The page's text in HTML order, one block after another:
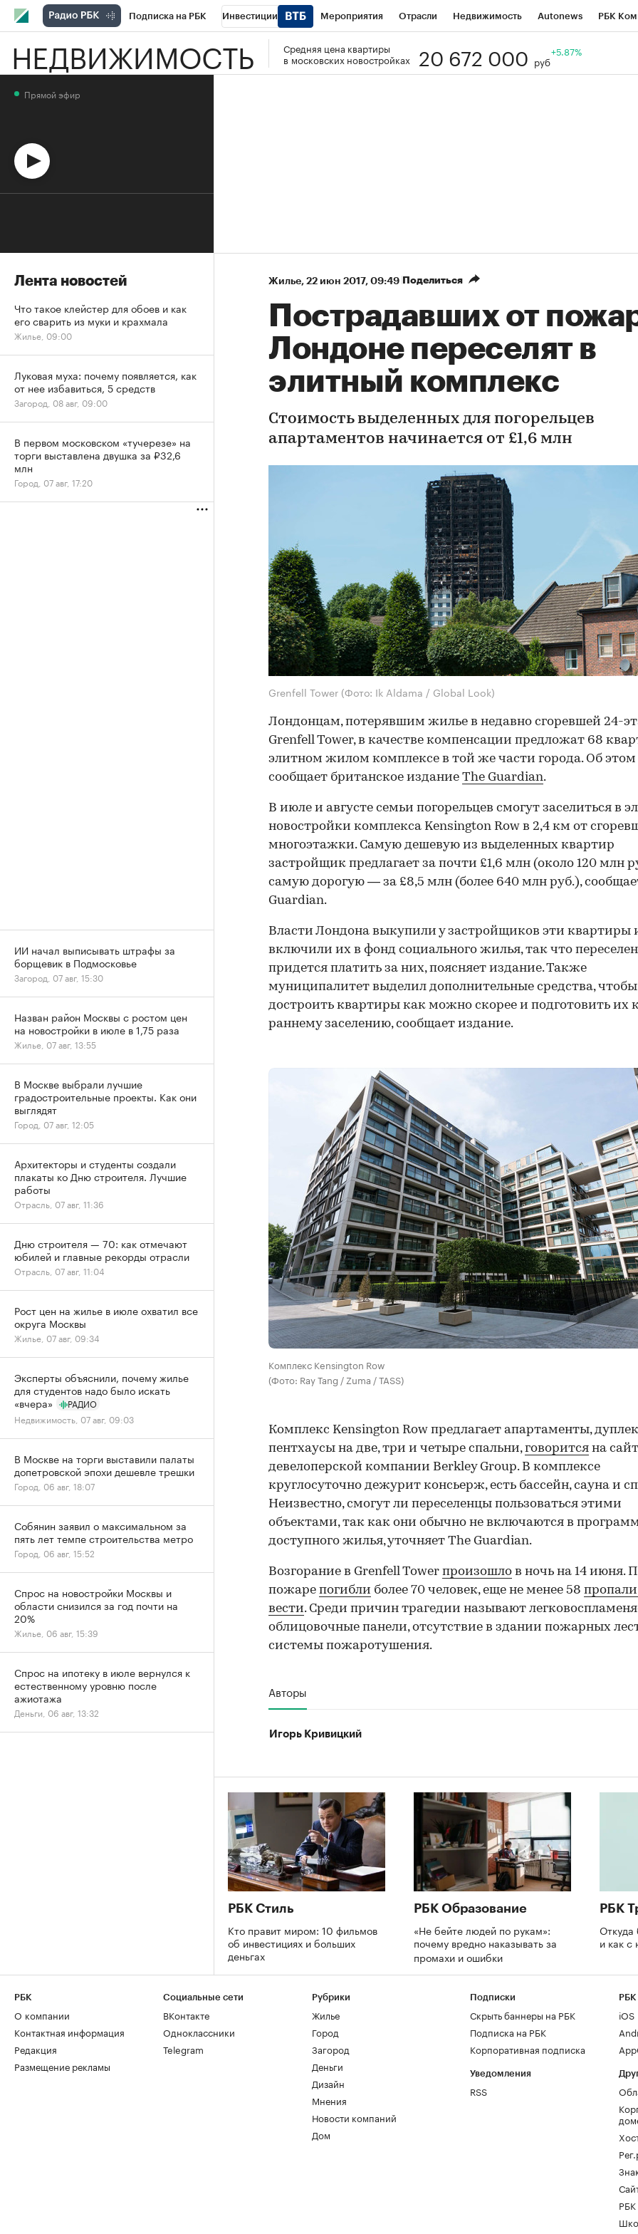
Подписка на РБК Инвестиции Мероприятия Отрасли Недвижимость Autonews РБК
Спорт Школа управления РБК РБК Образование Визионеры
НЕДВИЖИМОСТЬ
Средняя цена квартиры
в московских новостройках
20 672 000 руб
+5.87%
Жилье⁠, 22 июн 2017, 09:49 Поделиться
Пострадавших от
Лондоне переселят в
элитный комплекс
Стоимость выделенных для погорельцев
апартаментов начинается от £1,6 млн
Grenfell Tower (Фото: Ik Aldama / Global Look)
Лондонцам, потерявшим жилье в недавно сгоревшей 24-
Grenfell Tower, в качестве компенсации предложат 68
элитном жилом комплексе в той же части города. Об этом
сообщает британское издание The Guardian.
В июле и августе семьи погорельцев смогут заселиться в
новостройки комплекса Kensington Row в 2,4 км от
многоэтажки. Самую дешевую из выделенных квартир
застройщик предлагает за почти £1,6 млн (около 120 млн
самую дорогую — за £8,5 млн (более 640 млн руб.),
Guardian.
Власти Лондона выкупили у застройщиков эти квартиры
включили их в фонд социального жилья, так что
придется платить за них, поясняет издание. Также
муниципалитет выделил дополнительные средства, чтобы
достроить квартиры как можно скорее и подготовить их
раннему заселению, сообщает издание.
Комплекс Kensington Row
(Фото: Ray Tang / Zuma / TASS)
Комплекс Kensington Row предлагает апартаменты,
пентхауcы на две, три и четыре спальни,говорится на
девелоперской компании Berkley Group. В комплексе
круглосуточно дежурит консьерж, есть бассейн, сауна и
Неизвестно, смогут ли переселенцы пользоваться этими
объектами, так как они обычно не включаются в
доступного жилья, уточняет The Guardian.
Возгорание в Grenfell Tower произошло в ночь на 14 июня.
пожаре погибли более 70 человек, еще не менее 58 пропали
вести. Среди причин трагедии называют
облицовочные панели, отсутствие в здании пожарных
системы пожаротушения.
Авторы
Игорь Кривицкий
РБК Стиль
Кто правит миром: 10 фильмов
об инвестициях и больших
деньгах
РБК Образование
«Не бейте людей по рукам»:
почему вредно наказывать за
промахи и ошибки
РБК
Откуда
и как
Прямой эфир
Лента новостей
Что такое клейстер для обоев и как
его сварить из муки и крахмала
Жилье, 09:00
Луковая муха: почему появляется, как
от нее избавиться, 5 средств
Загород, 08 авг, 09:00
В первом московском «тучерезе» на
торги выставлена двушка за ₽32,6
млн
Город, 07 авг, 17:20
ИИ начал выписывать штрафы за
борщевик в Подмосковье
Загород, 07 авг, 15:30
Назван район Москвы с ростом цен
на новостройки в июле в 1,75 раза
Жилье, 07 авг, 13:55
В Москве выбрали лучшие
градостроительные проекты. Как они
выглядят
Город, 07 авг, 12:05
Архитекторы и студенты создали
плакаты ко Дню строителя. Лучшие
работы
Отрасль, 07 авг, 11:36
Дню строителя — 70: как отмечают
юбилей и главные рекорды отрасли
Отрасль, 07 авг, 11:04
Рост цен на жилье в июле охватил все
округа Москвы
Жилье, 07 авг, 09:34
Эксперты объяснили, почему жилье
для студентов надо было искать
«вчера»
РАДИО
Недвижимость, 07 авг, 09:03
В Москве на торги выставили палаты
допетровской эпохи дешевле трешки
Город, 06 авг, 18:07
Собянин заявил о максимальном за
пять лет темпе строительства метро
Город, 06 авг, 15:52
Спрос на новостройки Москвы и
области снизился за год почти на
20%
Жилье, 06 авг, 15:39
Спрос на ипотеку в июле вернулся к
естественному уровню после
ажиотажа
Деньги, 06 авг, 13:32
РБК
О компании
Контактная информация
Редакция
Размещение рекламы
Социальные сети
ВКонтакте
Одноклассники
Telegram
Рубрики
Жилье
Город
Загород
Деньги
Дизайн
Мнения
Новости компаний
Дом
Подписки
Скрыть баннеры на РБК
Подписка на РБК
Корпоративная подписка
Уведомления
RSS
РБК
iOS